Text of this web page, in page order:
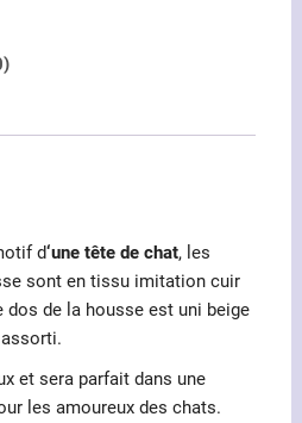
d‘une tête de chat, les
sont en tissu imitation cuir
dos de la housse est uni beige
et sera parfait dans une
les amoureux des chats.